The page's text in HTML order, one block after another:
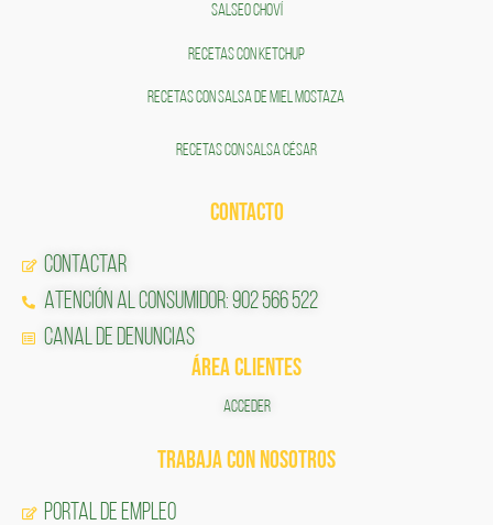
SALSEO CHOVÍ
RECETAS CON KETCHUP
RECETAS CON SALSA DE MIEL MOSTAZA
RECETAS CON SALSA CÉSAR
CONTACTO
Contactar
Atención al Consumidor: 902 566 522
Canal de Denuncias
ÁREA CLIENTES
ACCEDER
TRABAJA CON NOSOTROS
Portal de Empleo